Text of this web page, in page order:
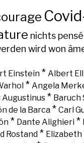
nichts
wird won
Einstein* Albert
* Angela
Augustinus * Baruch
de la Barca * Carl
* Dante Alighieri *
Rostand * Elizabeth